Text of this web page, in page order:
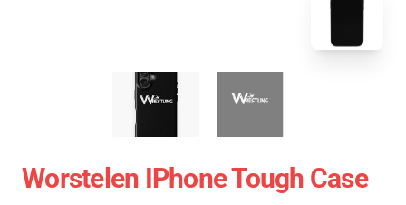
Worstelen IPhone Tough Case